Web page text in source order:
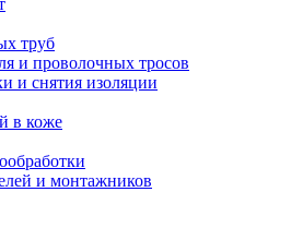
труб
и проволочных тросов
и снятия изоляции
в коже
и монтажников